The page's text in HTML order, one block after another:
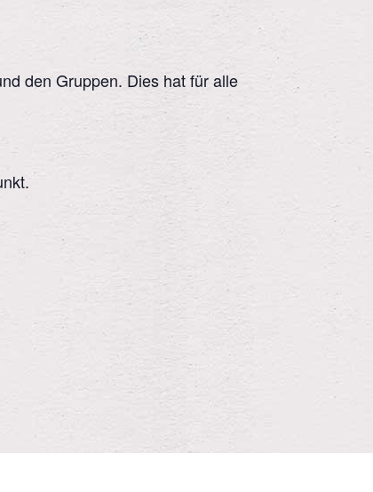
den Gruppen. Dies hat für alle